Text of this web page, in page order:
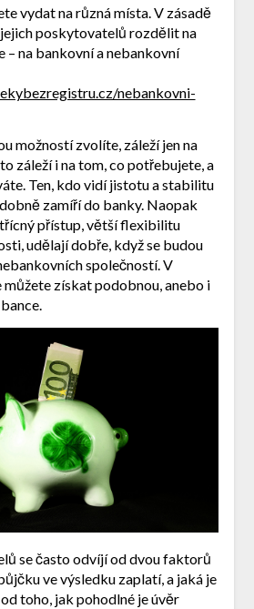
vydat na různá místa. V zásadě
poskytovatelů rozdělit na
na bankovní a nebankovní
nebankovni-
možností zvolíte, záleží jen na
záleží i na tom, co potřebujete, a
Ten, kdo vidí jistotu a stabilitu
zamíří do banky. Naopak
přístup, větší flexibilitu
udělají dobře, když se budou
společností. V
můžete získat podobnou, anebo i
se často odvíjí od dvou faktorů
ve výsledku zaplatí, a jaká je
toho, jak pohodlné je úvěr